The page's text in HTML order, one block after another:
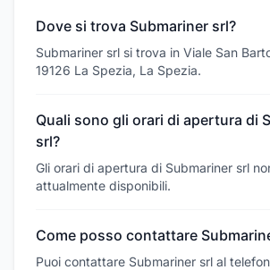
Dove si trova Submariner srl?
Submariner srl si trova in Viale San
19126 La Spezia, La Spezia.
Quali sono gli orari di apertura di
srl?
Gli orari di apertura di Submariner srl
attualmente disponibili.
Come posso contattare
Puoi contattare Submariner srl al